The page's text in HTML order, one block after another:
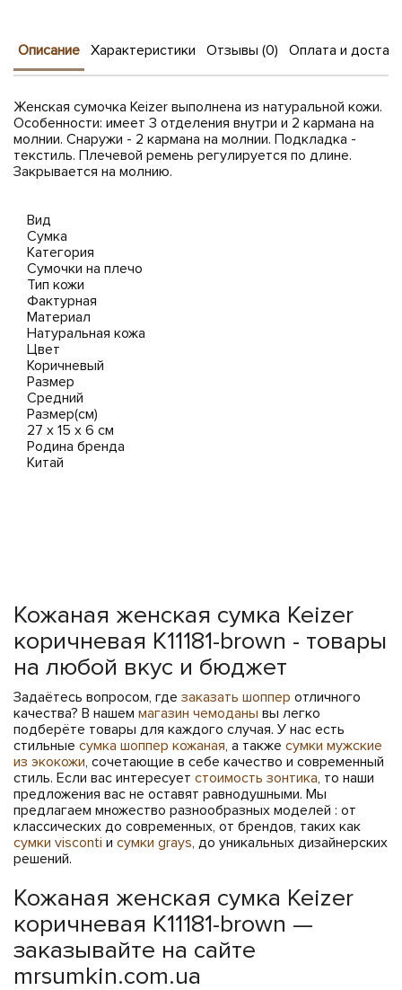
Описание Характеристики Отзывы (0) Оплата и
Женская сумочка Keizer выполнена из натуральной кожи.
Особенности: имеет 3 отделения внутри и 2 кармана на
молнии. Снаружи - 2 кармана на молнии. Подкладка -
текстиль. Плечевой ремень регулируется по длине.
Закрывается на молнию.
Вид
Сумка
Категория
Сумочки на плечо
Тип кожи
Фактурная
Материал
Натуральная кожа
Цвет
Коричневый
Размер
Средний
Размер(см)
27 x 15 x 6 см
Родина бренда
Китай
Кожаная женская сумка Keizer
коричневая K11181-brown - товары
на любой вкус и бюджет
Задаётесь вопросом, где заказать шоппер отличного
качества? В нашем магазин чемоданы вы легко
подберёте товары для каждого случая. У нас есть
стильные сумка шоппер кожаная, а также сумки мужские
из экокожи, сочетающие в себе качество и современный
стиль. Если вас интересует стоимость зонтика, то наши
предложения вас не оставят равнодушными. Мы
предлагаем множество разнообразных моделей : от
классических до современных, от брендов, таких как
сумки visconti и сумки grays, до уникальных дизайнерских
решений.
Кожаная женская сумка Keizer
коричневая K11181-brown —
заказывайте на сайте
mrsumkin.com.ua